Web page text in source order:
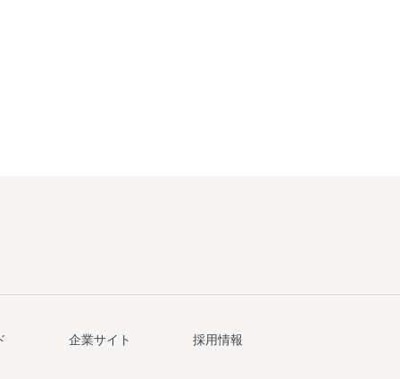
企業サイト 採用情報